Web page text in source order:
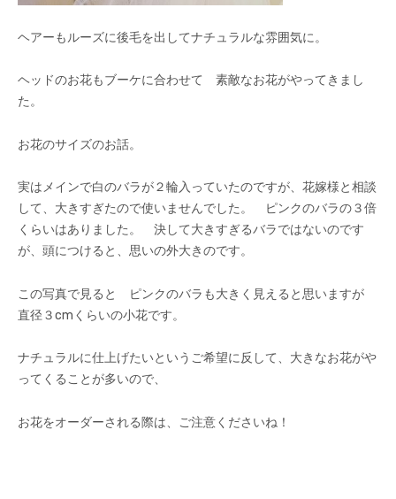
ヘアーもルーズに後毛を出してナチュラルな雰囲気に。
ヘッドのお花もブーケに合わせて 素敵なお花がやってきまし
た。
お花のサイズのお話。
実はメインで白のバラが２輪入っていたのですが、花嫁様と相談
して、大きすぎたので使いませんでした。 ピンクのバラの３倍
くらいはありました。 決して大きすぎるバラではないのです
が、頭につけると、思いの外大きのです。
この写真で見ると ピンクのバラも大きく見えると思いますが
直径３cmくらいの小花です。
ナチュラルに仕上げたいというご希望に反して、大きなお花がや
ってくることが多いので、
お花をオーダーされる際は、ご注意くださいね！